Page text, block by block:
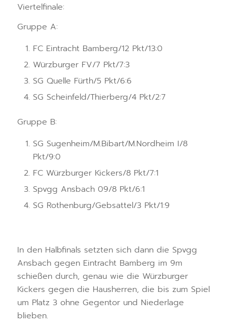
Viertelfinale:
Gruppe A:
FC Eintracht Bamberg/12 Pkt/13:0
Würzburger FV/7 Pkt/7:3
SG Quelle Fürth/5 Pkt/6:6
SG Scheinfeld/Thierberg/4 Pkt/2:7
Gruppe B:
SG Sugenheim/M.Bibart/M.Nordheim I/8
Pkt/9:0
FC Würzburger Kickers/8 Pkt/7:1
Spvgg Ansbach 09/8 Pkt/6:1
SG Rothenburg/Gebsattel/3 Pkt/1:9
In den Halbfinals setzten sich dann die Spvgg
Ansbach gegen Eintracht Bamberg im 9m
schießen durch, genau wie die Würzburger
Kickers gegen die Hausherren, die bis zum Spiel
um Platz 3 ohne Gegentor und Niederlage
blieben.